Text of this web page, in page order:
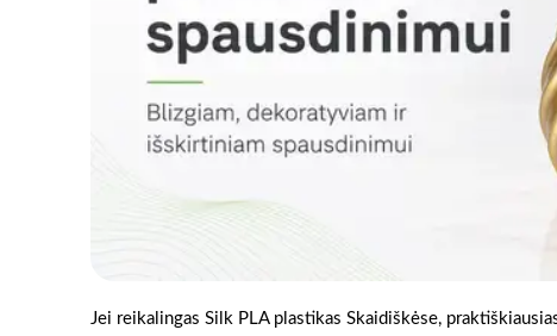
Jei reikalingas Silk PLA plastikas Skaidiškėse,